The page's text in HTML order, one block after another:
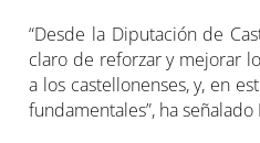
“Desde la Diputación de
claro de reforzar y mejorar
a los castellonenses, y, en
fundamentales”, ha